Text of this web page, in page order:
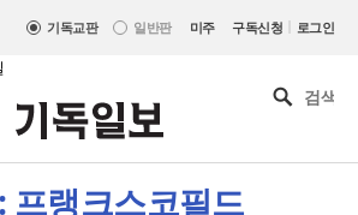
기독교판 일반판 미주 구독신청 | 로그인
프랭크스코필드